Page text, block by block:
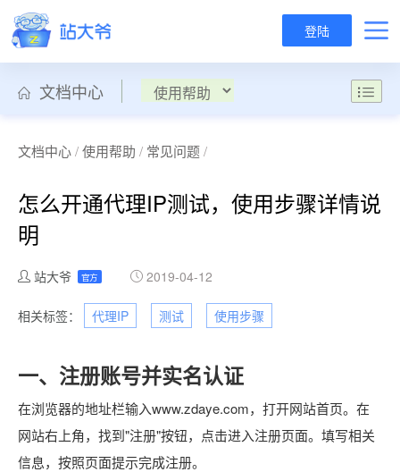
登陆
文档中心
文档中心/使用帮助 / 常见问题/
怎么开通代理IP测试，使用步骤详情说
明
站大爷 官方 2019-04-12
相关标签： 代理IP 测试 使用步骤
一、注册账号并实名认证
在浏览器的地址栏输入www.zdaye.com，打开网站首页。在
网站右上角，找到"注册"按钮，点击进入注册页面。填写相关
信息，按照页面提示完成注册。